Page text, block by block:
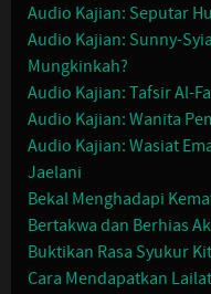
Audio Kajian: Seputar
Audio Kajian: Sunny-
Mungkinkah?
Audio Kajian: Tafsir Al-
Audio Kajian: Wanita
Audio Kajian: Wasiat
Jaelani
Bekal Menghadapi
Bertakwa dan Berhias
Buktikan Rasa Syukur
Cara Mendapatkan